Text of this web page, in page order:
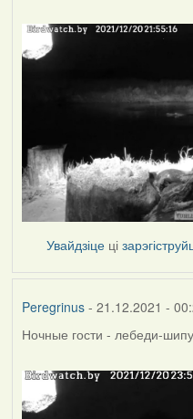
Увайдзіце ці
Peregrinus- 21.12.2021 -
Ночные гости - лебеди-